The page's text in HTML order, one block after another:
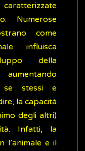
Numerose
come
influisca
della
se stessi e
la capacità
degli altri)
Infatti, la
l’animale e il